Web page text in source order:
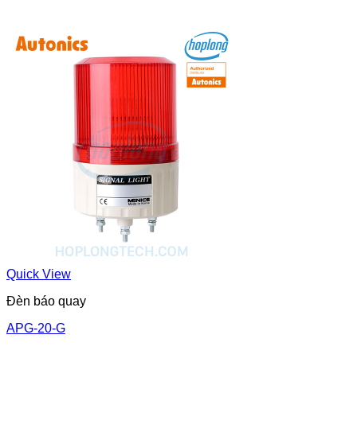
Quick View
Đèn báo quay
APG-20-G